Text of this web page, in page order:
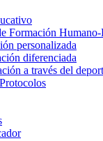
Formación
personalizada
diferenciada
a través del